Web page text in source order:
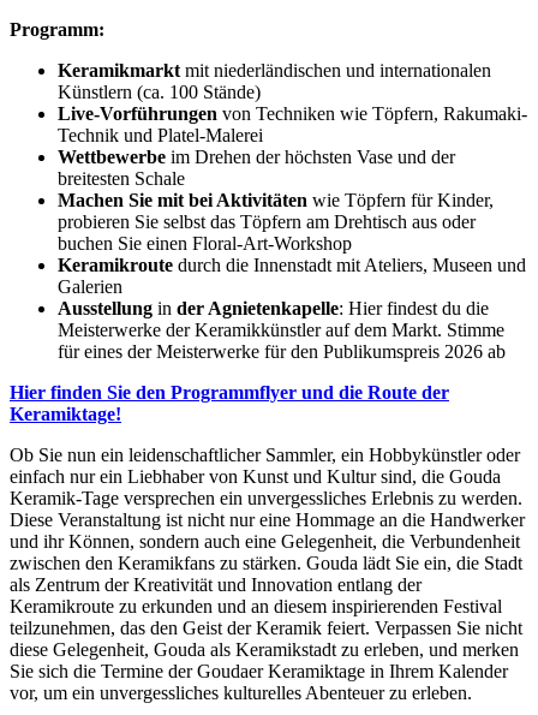
Programm:
Keramikmarkt mit niederländischen und internationalen
Künstlern (ca. 100 Stände)
Live-Vorführungen von Techniken wie Töpfern, Rakumaki-
Technik und Platel-Malerei
Wettbewerbe im Drehen der höchsten Vase und der
breitesten Schale
Machen Sie mit bei Aktivitäten wie Töpfern für Kinder,
probieren Sie selbst das Töpfern am Drehtisch aus oder
buchen Sie einen Floral-Art-Workshop
Keramikroute durch die Innenstadt mit Ateliers, Museen und
Galerien
Ausstellung in der Agnietenkapelle: Hier findest du die
Meisterwerke der Keramikkünstler auf dem Markt. Stimme
für eines der Meisterwerke für den Publikumspreis 2026 ab
Hier finden Sie den Programmflyer und die Route der
Keramiktage!
Ob Sie nun ein leidenschaftlicher Sammler, ein Hobbykünstler oder
einfach nur ein Liebhaber von Kunst und Kultur sind, die Gouda
Keramik-Tage versprechen ein unvergessliches Erlebnis zu werden.
Diese Veranstaltung ist nicht nur eine Hommage an die Handwerker
und ihr Können, sondern auch eine Gelegenheit, die Verbundenheit
zwischen den Keramikfans zu stärken. Gouda lädt Sie ein, die Stadt
als Zentrum der Kreativität und Innovation entlang der
Keramikroute zu erkunden und an diesem inspirierenden Festival
teilzunehmen, das den Geist der Keramik feiert. Verpassen Sie nicht
diese Gelegenheit, Gouda als Keramikstadt zu erleben, und merken
Sie sich die Termine der Goudaer Keramiktage in Ihrem Kalender
vor, um ein unvergessliches kulturelles Abenteuer zu erleben.